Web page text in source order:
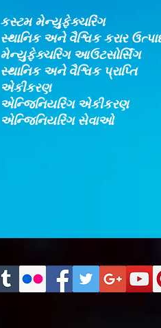
કસ્ટમ મેન્યુફેક્ચરિંગ
સ્થાનિક અને વૈશ્વિક કરાર
મેન્યુફેક્ચરિંગ આઉટસોર્સિંગ
સ્થાનિક અને વૈશ્વિક પ્રાપ્તિ
એકીકરણ​
એન્જિનિયરિંગ એકીકરણ​
એન્જિનિયરિંગ સેવાઓ